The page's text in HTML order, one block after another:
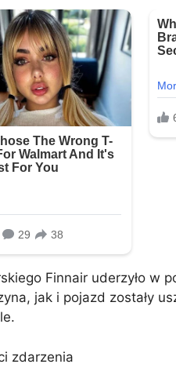
Finnair uderzyło w
jak i pojazd zostały
zdarzenia